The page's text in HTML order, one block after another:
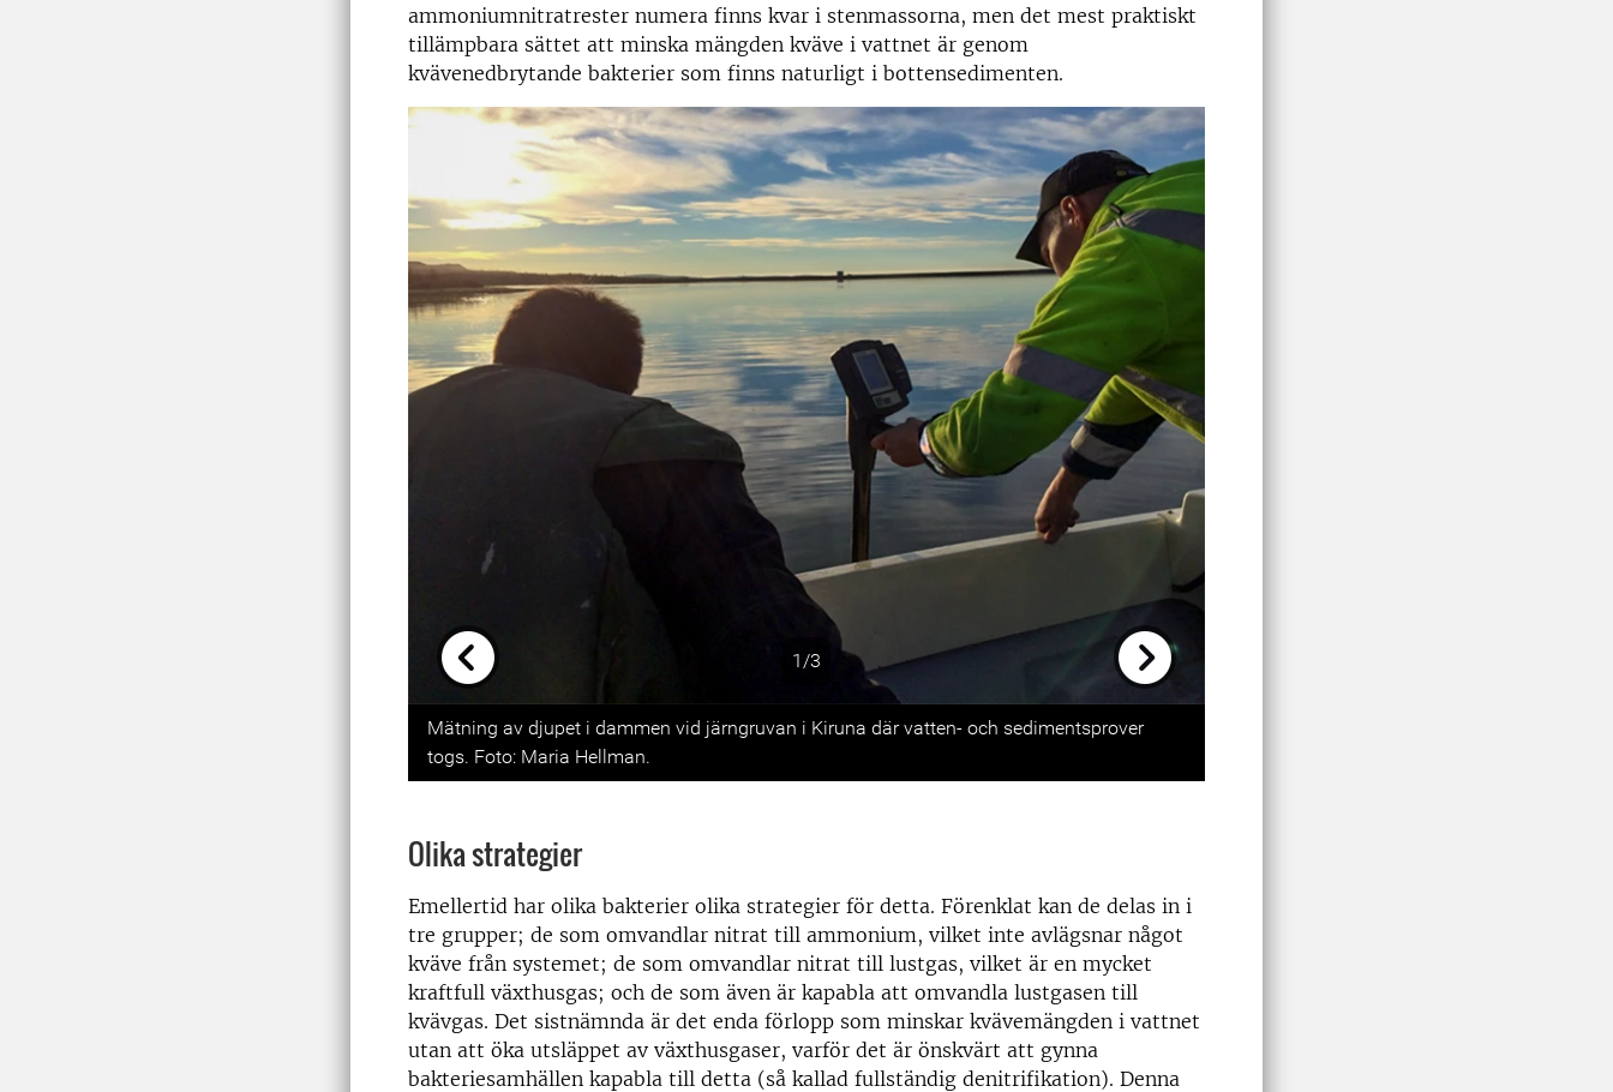
ammoniumnitratrester numera finns kvar i stenmassorna, men det mest praktiskt
tillämpbara sättet att minska mängden kväve i vattnet är genom
kvävenedbrytande bakterier som finns naturligt i bottensedimenten.
1/3
Previous
Mätning av djupet i dammen vid järngruvan i Kiruna där vatten- och sedimentsprover
togs. Foto: Maria Hellman.
Olika strategier
Emellertid har olika bakterier olika strategier för detta. Förenklat kan de delas in i
tre grupper; de som omvandlar nitrat till ammonium, vilket inte avlägsnar något
kväve från systemet; de som omvandlar nitrat till lustgas, vilket är en mycket
kraftfull växthusgas; och de som även är kapabla att omvandla lustgasen till
kvävgas. Det sistnämnda är det enda förlopp som minskar kvävemängden i vattnet
utan att öka utsläppet av växthusgaser, varför det är önskvärt att gynna
bakteriesamhällen kapabla till detta (så kallad fullständig denitrifikation). Denna